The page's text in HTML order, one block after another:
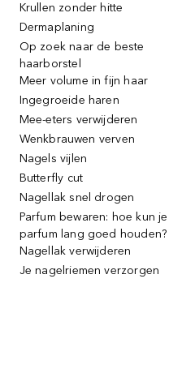
Krullen zonder hitte
Dermaplaning
Op zoek naar de beste
haarborstel
Meer volume in fijn haar
Ingegroeide haren
Mee-eters verwijderen
Wenkbrauwen verven
Nagels vijlen
Butterfly cut
Nagellak snel drogen
Parfum bewaren: hoe kun je
parfum lang goed houden?
Nagellak verwijderen
Je nagelriemen verzorgen